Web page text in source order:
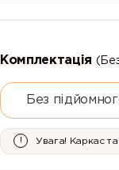
Комплектація
Без
Увага! Каркас та